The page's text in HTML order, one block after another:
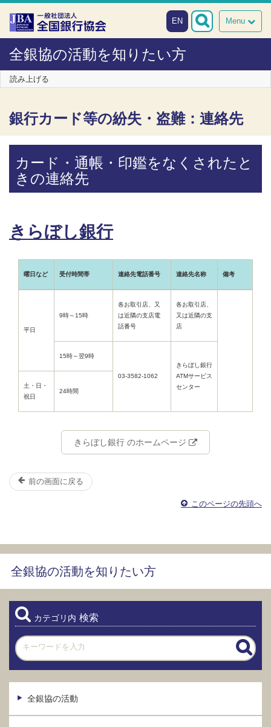
本文へスキップ
障がい者向け相談窓口
Menu
EN
全銀協の活動を知りたい方
読み上げる
銀行カード等の紛失・盗難：連絡先
カード・通帳・印鑑をなくされたと
きの連絡先
きらぼし銀行
曜日など 受付時間帯 連絡先電話番号 連絡先名称 備考
平日
9時～15時
各お取引店、又
は近隣の支店電
話番号
各お取引店、
又は近隣の支
店
15時～翌9時
03-3582-1062
きらぼし銀行
ATMサービス
センター
土・日・
祝日
24時間
きらぼし銀行 のホームページ
前の画面に戻る
このページの先頭へ
全銀協の活動を知りたい方
カテゴリ内 検索
全銀協の活動